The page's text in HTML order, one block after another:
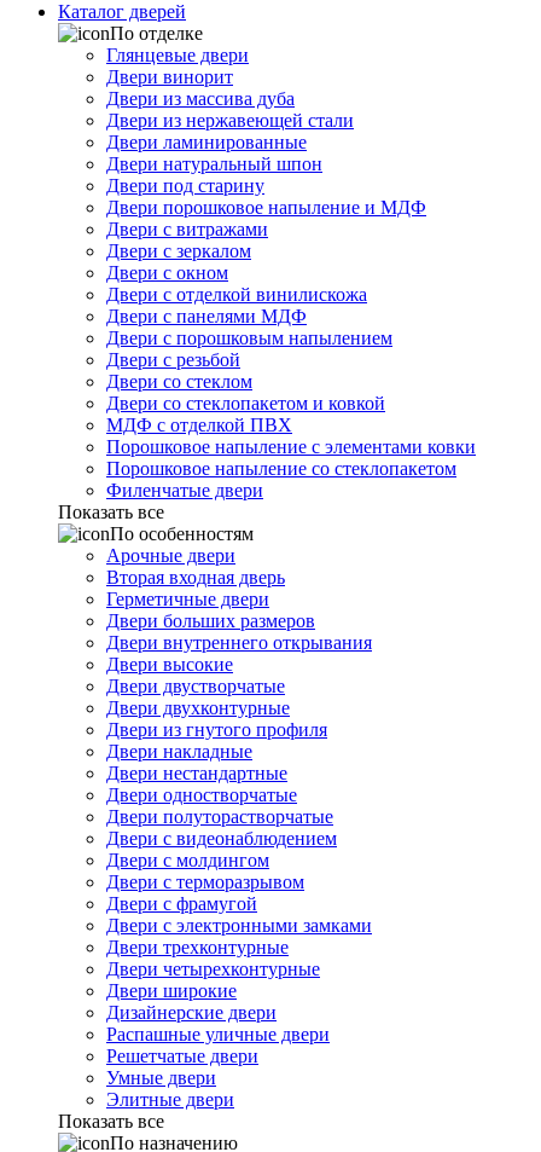
Каталог дверей
По отделке
Глянцевые двери
Двери винорит
Двери из массива дуба
Двери из нержавеющей стали
Двери ламинированные
Двери натуральный шпон
Двери под старину
Двери порошковое напыление и МДФ
Двери с витражами
Двери с зеркалом
Двери с окном
Двери с отделкой винилискожа
Двери с панелями МДФ
Двери с порошковым напылением
Двери с резьбой
Двери со стеклом
Двери со стеклопакетом и ковкой
МДФ с отделкой ПВХ
Порошковое напыление с элементами ковки
Порошковое напыление со стеклопакетом
Филенчатые двери
Показать все
По особенностям
Арочные двери
Вторая входная дверь
Герметичные двери
Двери больших размеров
Двери внутреннего открывания
Двери высокие
Двери двустворчатые
Двери двухконтурные
Двери из гнутого профиля
Двери накладные
Двери нестандартные
Двери одностворчатые
Двери полуторастворчатые
Двери с видеонаблюдением
Двери с молдингом
Двери с терморазрывом
Двери с фрамугой
Двери с электронными замками
Двери трехконтурные
Двери четырехконтурные
Двери широкие
Дизайнерские двери
Распашные уличные двери
Решетчатые двери
Умные двери
Элитные двери
Показать все
По назначению